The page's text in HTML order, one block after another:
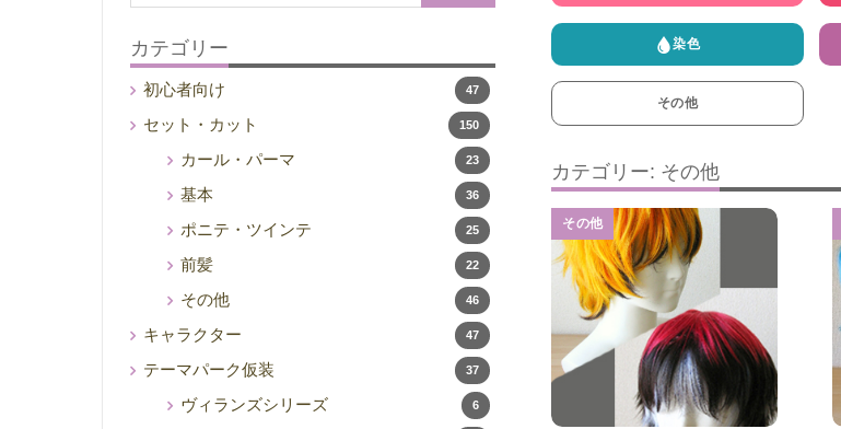
染色
その他
カテゴリー: その他
その他
カテゴリー
初心者向け 47
セット・カット 150
カール・パーマ 23
基本 36
ポニテ・ツインテ 25
前髪 22
その他 46
キャラクター 47
テーマパーク仮装 37
ヴィランズシリーズ 6